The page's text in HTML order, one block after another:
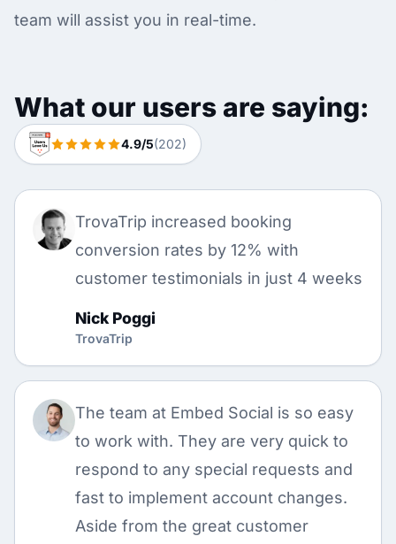
team will assist you in real-time.
What our users are saying:
4.9/5(202)
TrovaTrip increased booking
conversion rates by 12% with
customer testimonials in just 4 weeks
Nick Poggi
TrovaTrip
The team at Embed Social is so easy
to work with. They are very quick to
respond to any special requests and
fast to implement account changes.
Aside from the great customer